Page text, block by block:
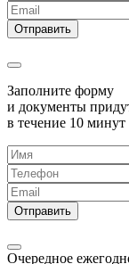
Заполните форму
и документы
в течение 10 минут
Очередное